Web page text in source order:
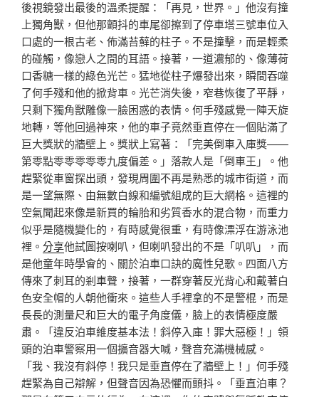
後視鏡發出最後的溫柔提醒：「再見，世界。」他沒有撞
上獨角獸，但他那顫抖的車尾卻擦到了停車塔三號車位入
口處的一根古老、佈滿苔蘚的柱子。不是撞擊，而是輕柔
的碰觸，像戀人之間的耳語。接著，一道濃郁的、像薄荷
口香糖一樣的綠色光芒。猛地從柱子爆發出來，瞬間吞噬
了何手殘和他的掀背車。光芒消失後，窄巷恢復了平靜，
只剩下獨角獸雕像一臉困惑的表情。何手殘感覺一陣天旋
地轉，等他回過神來，他的車子竟然垂直停在一個貼滿了
巨大獎狀的牆壁上。獎狀上寫著：「完美倒車入庫獎——
第零點零零零零零九度偏差。」落款人是「倒車王」。他
趕緊從車窗探出頭，發現周圍不再是熟悉的城市街道，而
是一望無際、由無數白線和編號組成的巨大網格。這裡的
空氣聞起來像是新買的輪胎和劣質香水的混合物，而重力
似乎是隨機變化的，有時感覺很重，有時像漂浮在游泳池
裡。 分享他試圖按喇叭，但喇叭發出的不是「叭叭」，而
是他童年時學會的、關於泊車口訣的魔性兒歌。四面八方
傳來了刺耳的剎車聲，接著，一群穿著反光背心和戴著白
色安全帽的人朝他衝來。這些人手裡拿的不是警棍，而是
長長的測量尺和巨大的電子角度儀，臉上的表情極度嚴
肅。「違反泊車維度基本法！斜停入庫！罪大惡極！」領
頭的泊車警察用一個擴音器大喊，聲音充滿機械感。
「我、我沒有斜停！我只是垂直停在了牆壁上！」何手殘
趕緊為自己辯解，但聲音因為恐懼而顫抖。「垂直泊車？